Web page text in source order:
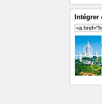
Intégrer